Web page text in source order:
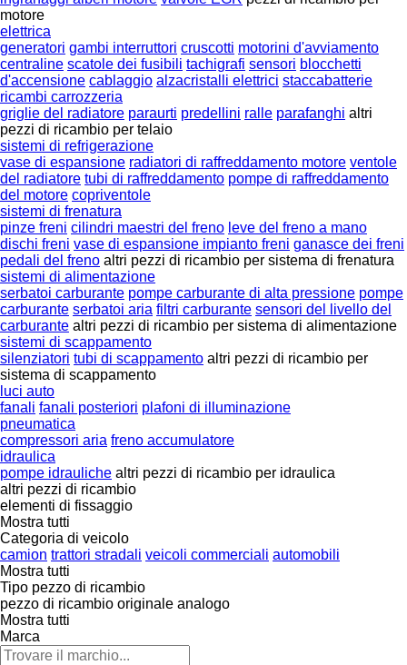
motore
elettrica
generatori gambi interruttori cruscotti motorini d'avviamento
centraline scatole dei fusibili tachigrafi sensori blocchetti
d'accensione cablaggio alzacristalli elettrici staccabatterie
ricambi carrozzeria
griglie del radiatore paraurti predellini ralle parafanghi altri
pezzi di ricambio per telaio
sistemi di refrigerazione
vase di espansione radiatori di raffreddamento motore ventole
del radiatore tubi di raffreddamento pompe di raffreddamento
del motore copriventole
sistemi di frenatura
pinze freni cilindri maestri del freno leve del freno a mano
dischi freni vase di espansione impianto freni ganasce dei freni
pedali del freno altri pezzi di ricambio per sistema di frenatura
sistemi di alimentazione
serbatoi carburante pompe carburante di alta pressione pompe
carburante serbatoi aria filtri carburante sensori del livello del
carburante altri pezzi di ricambio per sistema di alimentazione
sistemi di scappamento
silenziatori tubi di scappamento altri pezzi di ricambio per
sistema di scappamento
luci auto
fanali fanali posteriori plafoni di illuminazione
pneumatica
compressori aria freno accumulatore
idraulica
pompe idrauliche altri pezzi di ricambio per idraulica
altri pezzi di ricambio
elementi di fissaggio
Mostra tutti
Categoria di veicolo
camion trattori stradali veicoli commerciali automobili
Mostra tutti
Tipo pezzo di ricambio
pezzo di ricambio originale analogo
Mostra tutti
Marca